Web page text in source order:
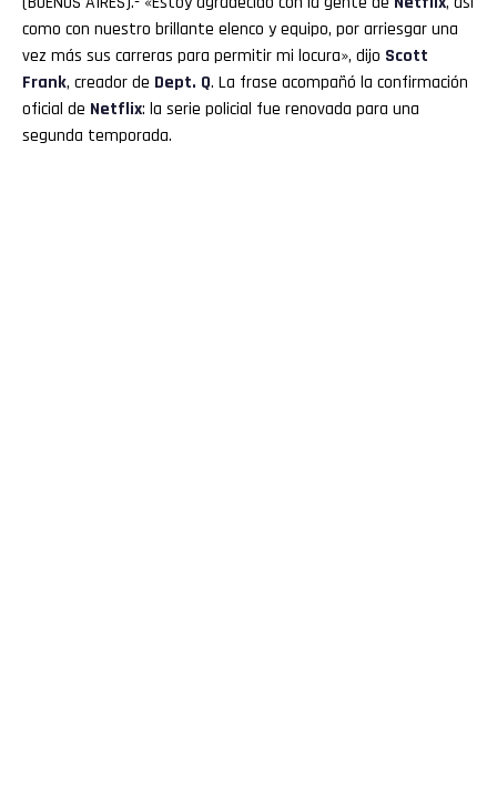
como con nuestro brillante elenco y equipo, por arriesgar una
vez más sus carreras para permitir mi locura», dijo Scott
Frank, creador de Dept. Q. La frase acompañó la confirmación
oficial de Netflix: la serie policial fue renovada para una
segunda temporada.